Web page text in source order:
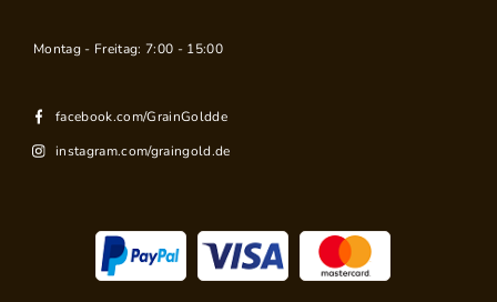
Montag - Freitag: 7:00 - 15:00
facebook.com/GrainGoldde
instagram.com/graingold.de